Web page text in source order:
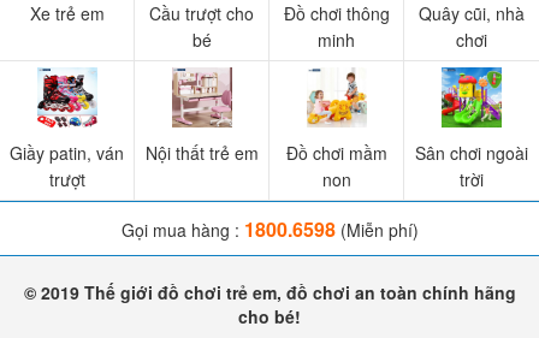
Xe trẻ em
Cầu trượt cho
bé
Đồ chơi thông
minh
Quây cũi, nhà
chơi
Giầy patin, ván
trượt
Nội thất trẻ em
Đồ chơi mầm
non
Sân chơi ngoài
trời
Gọi mua hàng : 1800.6598(Miễn phí)
© 2019 Thế giới đồ chơi trẻ em, đồ chơi an toàn chính hãng
cho bé!